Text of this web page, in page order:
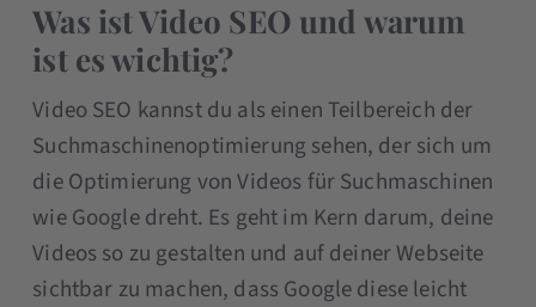
Was ist Video SEO und warum
ist es wichtig?
Video SEO kannst du als einen Teilbereich der
Suchmaschinenoptimierung sehen, der sich um
die Optimierung von Videos für Suchmaschinen
wie Google dreht. Es geht im Kern darum, deine
Videos so zu gestalten und auf deiner Webseite
sichtbar zu machen, dass Google diese leicht